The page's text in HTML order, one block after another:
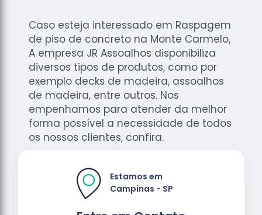
Caso esteja interessado em Raspagem
de piso de concreto na Monte Carmelo,
A empresa JR Assoalhos disponibiliza
diversos tipos de produtos, como por
exemplo decks de madeira, assoalhos
de madeira, entre outros. Nos
empenhamos para atender da melhor
forma possível a necessidade de todos
os nossos clientes, confira.
Estamos em
Campinas - SP